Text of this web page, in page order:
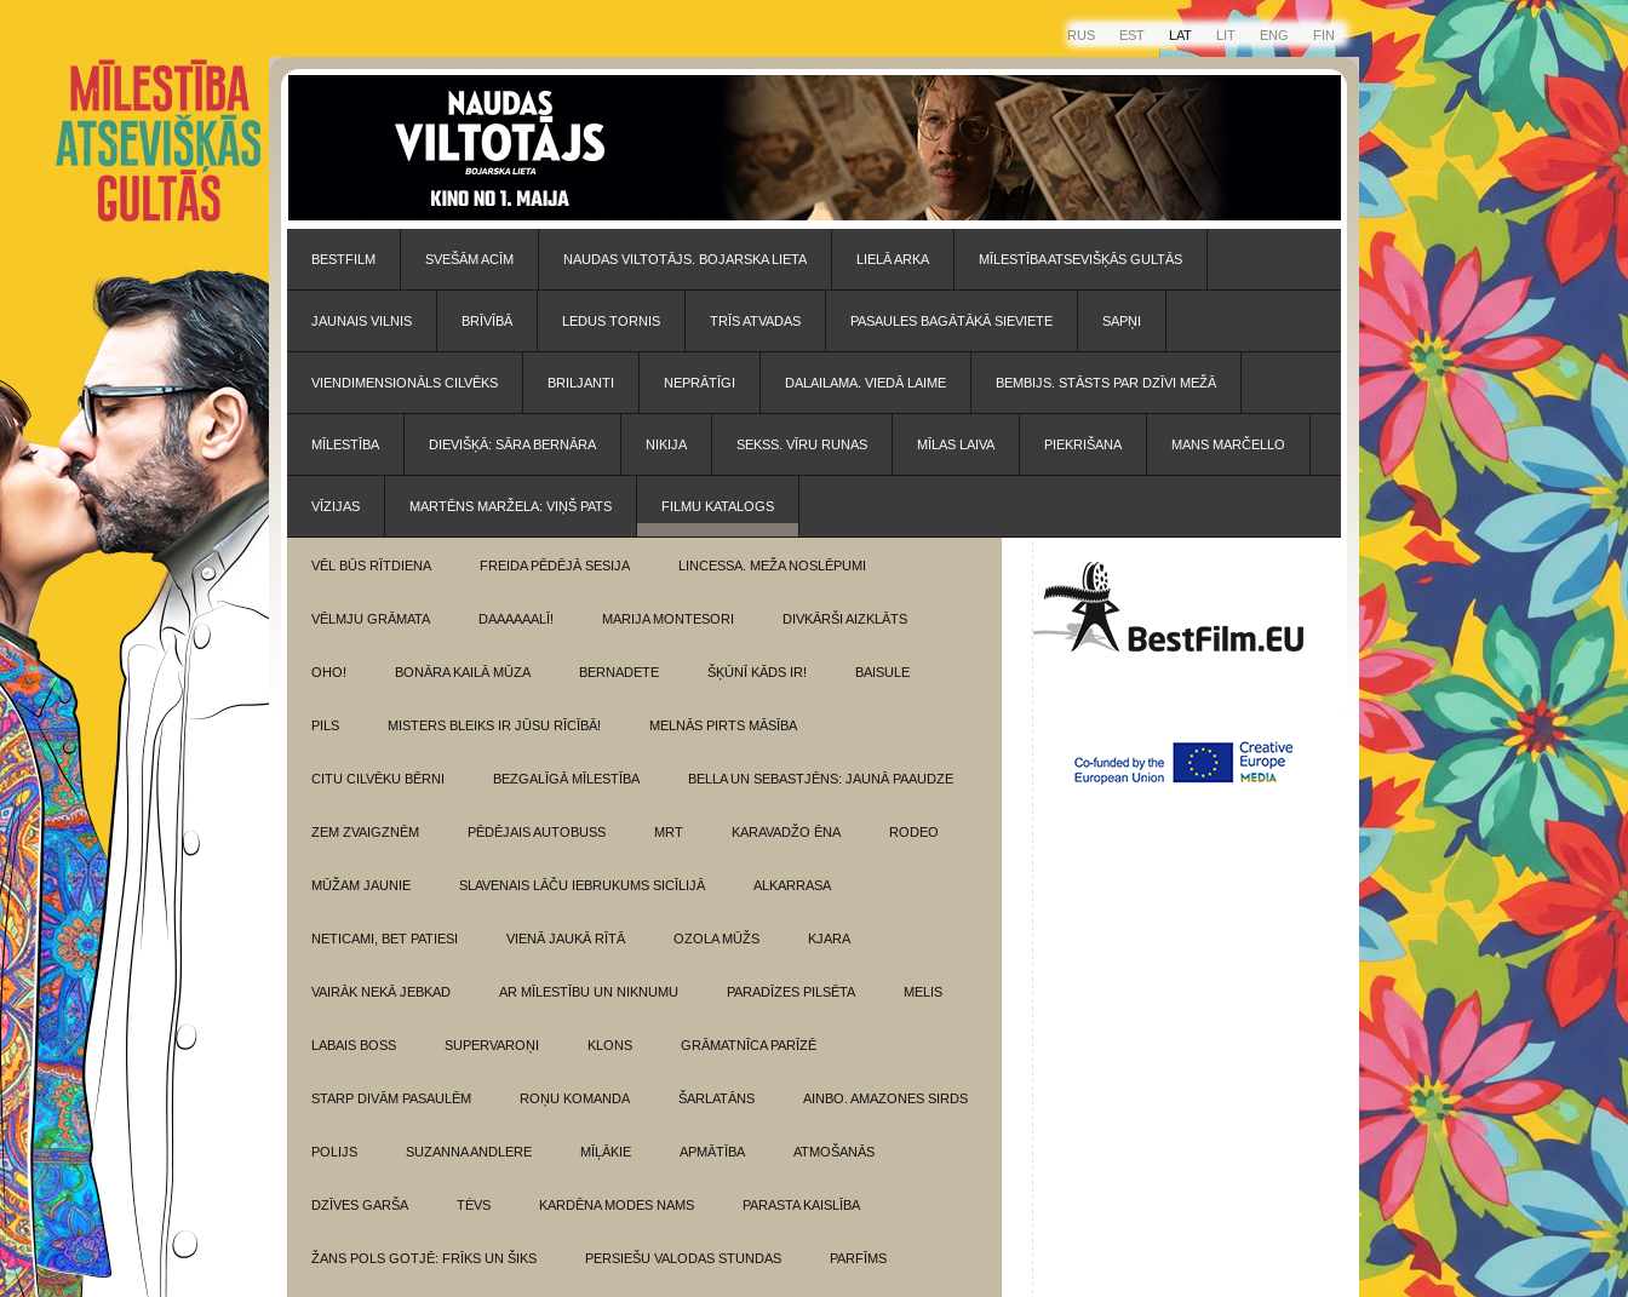
RUS EST LAT LIT ENG FIN
BESTFILM SVEŠĀM ACĪM NAUDAS VILTOTĀJS. BOJARSKA LIETA LIELĀ ARKA MĪLESTĪBA ATSEVIŠĶĀS GULTĀS
JAUNAIS VILNIS BRĪVĪBĀ LEDUS TORNIS TRĪS ATVADAS PASAULES BAGĀTĀKĀ SIEVIETE SAPŅI
VIENDIMENSIONĀLS CILVĒKS BRILJANTI NEPRĀTĪGI DALAILAMA. VIEDĀ LAIME BEMBIJS. STĀSTS PAR DZĪVI MEŽĀ
MĪLESTĪBA DIEVIŠĶĀ: SĀRA BERNĀRA NIKIJA SEKSS. VĪRU RUNAS MĪLAS LAIVA PIEKRIŠANA MANS MARČELLO
VĪZIJAS MARTĒNS MARŽELA: VIŅŠ PATS FILMU KATALOGS
VĒL BŪS RĪTDIENA FREIDA PĒDĒJĀ SESIJA LINCESSA. MEŽA NOSLĒPUMI
VĒLMJU GRĀMATA DAAAAAALĪ! MARIJA MONTESORI DIVKĀRŠI AIZKLĀTS
OHO! BONĀRA KAILĀ MŪZA BERNADETE ŠĶŪNĪ KĀDS IR! BAISULE
PILS MISTERS BLEIKS IR JŪSU RĪCĪBĀ! MELNĀS PIRTS MĀSĪBA
CITU CILVĒKU BĒRNI BEZGALĪGĀ MĪLESTĪBA BELLA UN SEBASTJĒNS: JAUNĀ PAAUDZE
ZEM ZVAIGZNĒM PĒDĒJAIS AUTOBUSS MRT KARAVADŽO ĒNA RODEO
MŪŽAM JAUNIE SLAVENAIS LĀČU IEBRUKUMS SICĪLIJĀ ALKARRASA
NETICAMI, BET PATIESI VIENĀ JAUKĀ RĪTĀ OZOLA MŪŽS KJARA
VAIRĀK NEKĀ JEBKAD AR MĪLESTĪBU UN NIKNUMU PARADĪZES PILSĒTA MELIS
LABAIS BOSS SUPERVAROŅI KLONS GRĀMATNĪCA PARĪZĒ
STARP DIVĀM PASAULĒM ROŅU KOMANDA ŠARLATĀNS AINBO. AMAZONES SIRDS
POLIJS SUZANNA ANDLERE MĪĻĀKIE APMĀTĪBA ATMOŠANĀS
DZĪVES GARŠA TĖVS KARDĒNA MODES NAMS PARASTA KAISLĪBA
ŽANS POLS GOTJĒ: FRĪKS UN ŠIKS PERSIEŠU VALODAS STUNDAS PARFĪMS